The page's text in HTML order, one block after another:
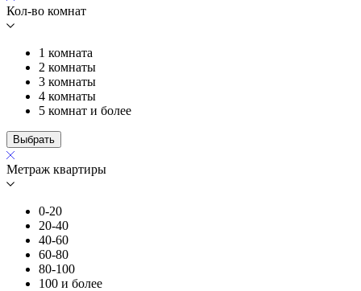
Кол-во комнат
1 комната
2 комнаты
3 комнаты
4 комнаты
5 комнат и более
Выбрать
Метраж квартиры
0-20
20-40
40-60
60-80
80-100
100 и более